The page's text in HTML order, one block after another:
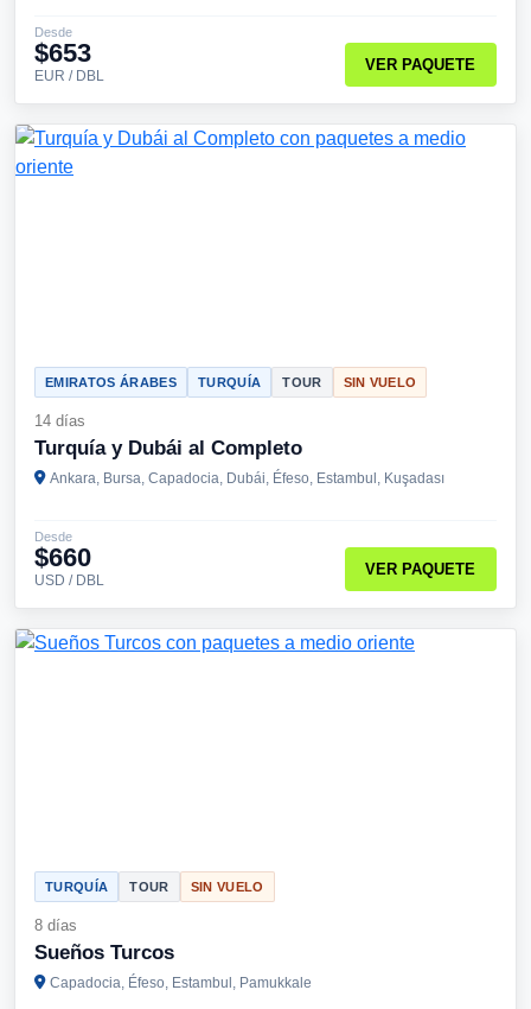
Desde
$653
EUR / DBL
VER PAQUETE
EMIRATOS ÁRABES TURQUÍA TOUR SIN VUELO
14 días
Turquía y Dubái al Completo
Ankara, Bursa, Capadocia, Dubái, Éfeso, Estambul, Kuşadası
Desde
$660
USD / DBL
VER PAQUETE
TURQUÍA TOUR SIN VUELO
8 días
Sueños Turcos
Capadocia, Éfeso, Estambul, Pamukkale